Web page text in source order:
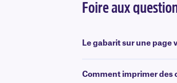
Foire aux
Le gabarit sur une page
Comment imprimer des